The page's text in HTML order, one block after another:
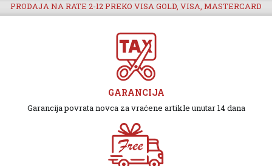
PRODAJA NA RATE 2-12 PREKO VISA GOLD, VISA, MASTERCARD
GARANCIJA
Garancija povrata novca za vraćene artikle unutar 14 dana